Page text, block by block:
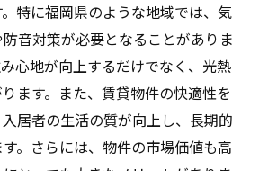
特に福岡県のような地域では、気
音対策が必要となることがありま
心地が向上するだけでなく、光熱
ます。また、賃貸物件の快適性を
居者の生活の質が向上し、長期的
。さらには、物件の市場価値も高